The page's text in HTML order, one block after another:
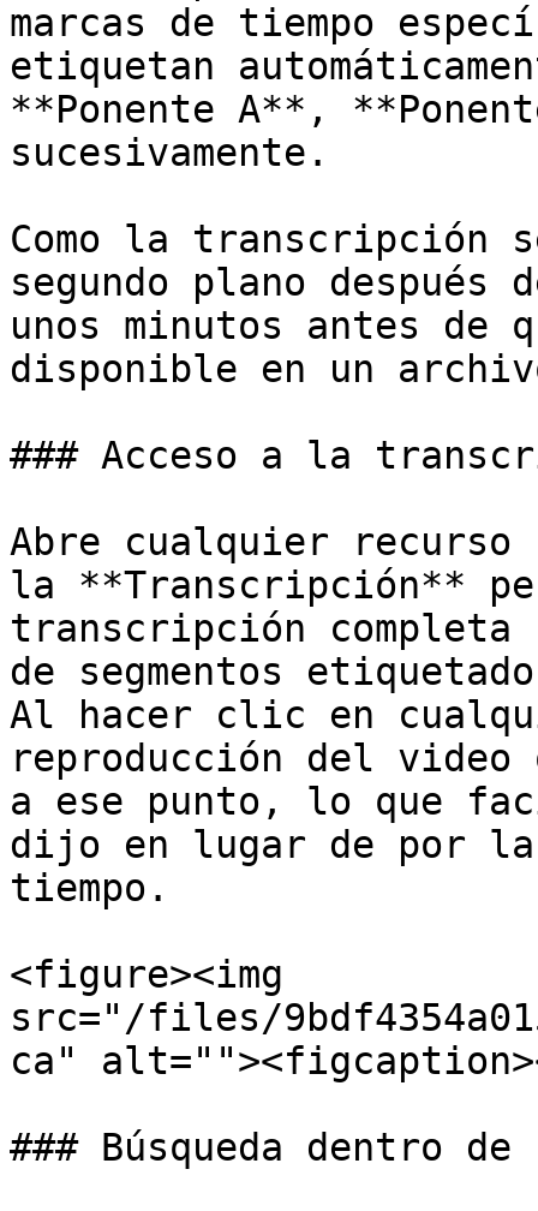
marcas de tiempo
etiquetan
**Ponente A**,
sucesivamente.
Como la transcripción
segundo plano
unos minutos antes
disponible en un
### Acceso a la
Abre cualquier
la **Transcripción**
transcripción completa
de segmentos
Al hacer clic en
reproducción del
a ese punto, lo que
dijo en lugar de por
tiempo.
<figure><img
src="/files/
ca"
### Búsqueda dentro